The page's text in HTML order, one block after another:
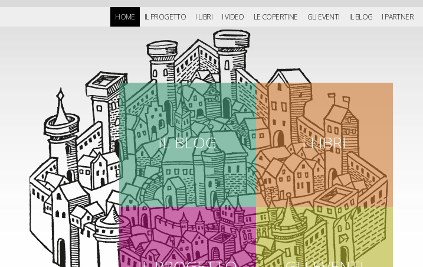
HOME IL PROGETTO I LIBRI I VIDEO LE COPERTINE GLI EVENTI IL BLOG I PARTNER
IL BLOG I LIBRI